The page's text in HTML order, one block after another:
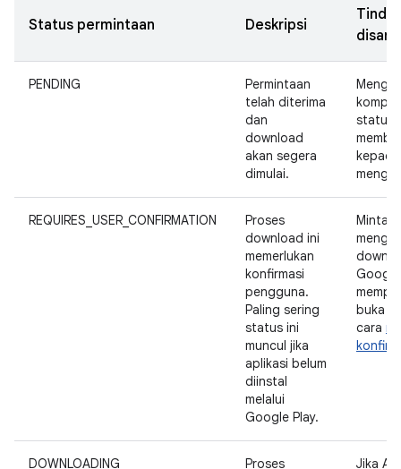
Status permintaan Deskripsi
PENDING
Permintaan
telah diterima
dan
download
akan segera
dimulai.
status
REQUIRES_USER_CONFIRMATION
Proses
download ini
memerlukan
konfirmasi
pengguna.
Paling sering
status ini
muncul jika
aplikasi belum
diinstal
melalui
Google Play.
Minta
buka
cara
DOWNLOADING
Proses
Jika